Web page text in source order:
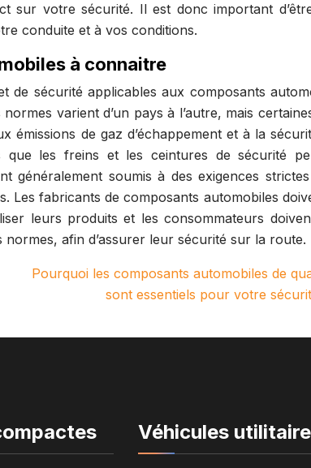
sur votre sécurité. Il est donc important
conduite et à vos conditions.
à connaitre
sécurité applicables aux composants
varient d’un pays à l’autre, mais
émissions de gaz d’échappement et à la
que les freins et les ceintures de sécurité
généralement soumis à des exigences
Les fabricants de composants automobiles
leurs produits et les consommateurs
afin d’assurer leur sécurité sur la route.
Pourquoi les composants automobiles de
sont essentiels pour votre
Véhicules